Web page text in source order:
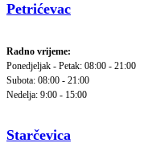
Petrićevac
Radno vrijeme:
Ponedjeljak - Petak: 08:00 - 21:00
Subota: 08:00 - 21:00
Nedelja: 9:00 - 15:00
Starčevica